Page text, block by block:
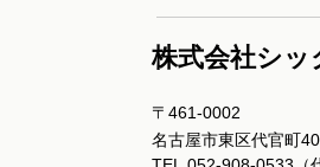
株式会社シ
〒461-0002
名古屋市東区代官町